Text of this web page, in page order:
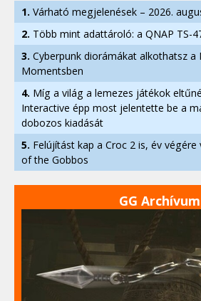
1. Várható megjelenések – 2026.
2. Több mint adattároló: a QNAP TS-
3. Cyberpunk diorámákat alkothatsz a
Momentsben
4. Míg a világ a lemezes játékok
Interactive épp most jelentette be a
dobozos kiadását
5. Felújítást kap a Croc 2 is, év
of the Gobbos
GG Archívum